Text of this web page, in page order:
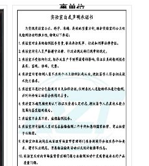
事单位